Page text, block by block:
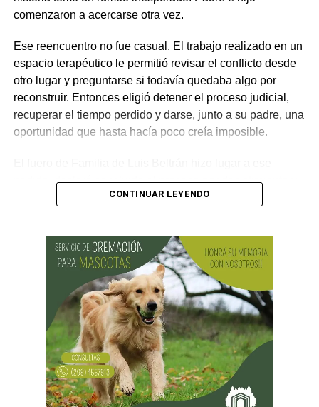
por los daños que considere haber sufrido.
comenzaron a acercarse otra vez.
Ese reencuentro no fue casual. El trabajo realizado en un
espacio terapéutico le permitió revisar el conflicto desde
otro lugar y preguntarse si todavía quedaba algo por
reconstruir. Entonces eligió detener el proceso judicial,
recuperar el tiempo perdido y darse, junto a su padre, una
oportunidad que hasta hacía poco creía imposible.
pedido, declaró concluido el proceso por desistimiento y
ordenó el archivo de las actuaciones. La jueza consideró
El joven había promovido la acción para solicitar la
supresión de su apellido paterno. Durante la etapa inicial
del trámite se incorporó la documentación presentada, se
ordenó la publicación de edictos y se dispusieron
distintas medidas previas. En esa etapa la demanda
todavía no había sido notificada al progenitor.
Al comunicar su decisión de desistir, explicó que el
proceso terapéutico le permitió replantear el conflicto
CONTINUAR LEYENDO